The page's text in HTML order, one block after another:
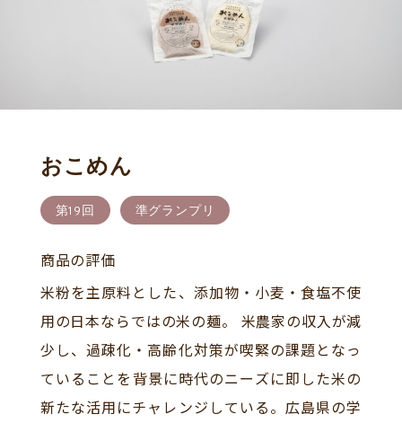
おこめん
第19回 準グランプリ
商品の評価
米粉を主原料とした、添加物・小麦・食塩不使
用の日本ならではの米の麺。 米農家の収入が減
少し、過疎化・高齢化対策が喫緊の課題となっ
ていることを背景に時代のニーズに即した米の
新たな活用にチャレンジしている。広島県の学